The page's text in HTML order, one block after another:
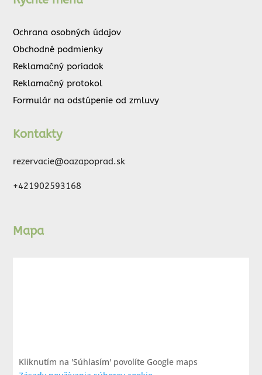
Ochrana osobných údajov
Obchodné podmienky
Reklamačný poriadok
Reklamačný protokol
Formulár na odstúpenie od zmluvy
Kontakty
rezervacie@oazapoprad.sk
+421902593168
Mapa
Kliknutím na 'Súhlasím' povolíte Google maps